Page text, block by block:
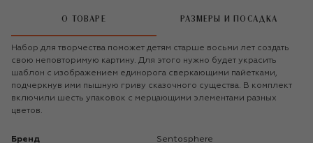
О ТОВАРЕ РАЗМЕРЫ И ПОСАДКА
Набор для творчества поможет детям старше восьми лет создать
свою неповторимую картину. Для этого нужно будет украсить
шаблон с изображением единорога сверкающими пайетками,
подчеркнув ими пышную гриву сказочного существа. В комплект
включили шесть упаковок с мерцающими элементами разных
цветов.
Бренд Sentosphere